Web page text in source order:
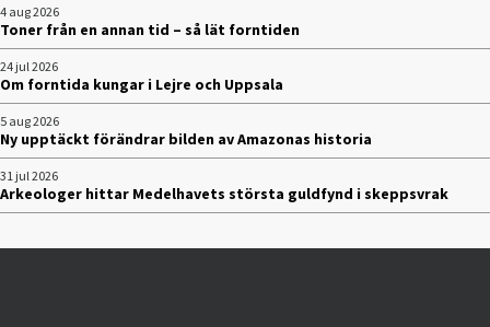
4 aug 2026
Toner från en annan tid – så lät forntiden
24 jul 2026
Om forntida kungar i Lejre och Uppsala
5 aug 2026
Ny upptäckt förändrar bilden av Amazonas historia
31 jul 2026
Arkeologer hittar Medelhavets största guldfynd i skeppsvrak